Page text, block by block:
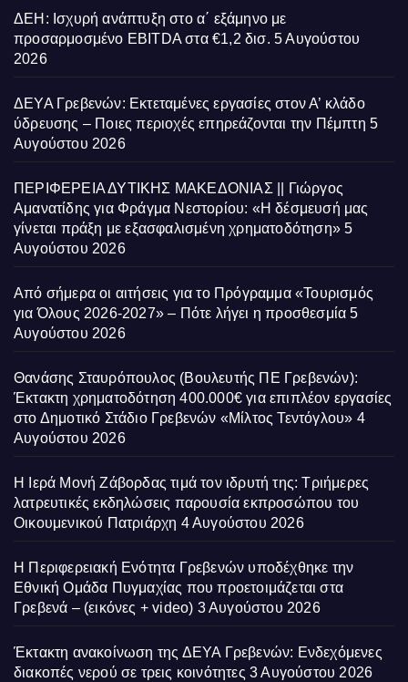
ΔΕΗ: Ισχυρή ανάπτυξη στο α΄ εξάμηνο με
προσαρμοσμένο EBITDA στα €1,2 δισ. 5 Αυγούστου
2026
ΔΕΥΑ Γρεβενών: Εκτεταμένες εργασίες στον Α’ κλάδο
ύδρευσης – Ποιες περιοχές επηρεάζονται την Πέμπτη 5
Αυγούστου 2026
ΠΕΡΙΦΕΡΕΙΑ ΔΥΤΙΚΗΣ ΜΑΚΕΔΟΝΙΑΣ || Γιώργος
Αμανατίδης για Φράγμα Νεστορίου: «Η δέσμευσή μας
γίνεται πράξη με εξασφαλισμένη χρηματοδότηση» 5
Αυγούστου 2026
Από σήμερα οι αιτήσεις για το Πρόγραμμα «Τουρισμός
για Όλους 2026-2027» – Πότε λήγει η προσθεσμία 5
Αυγούστου 2026
Θανάσης Σταυρόπουλος (Βουλευτής ΠΕ Γρεβενών):
Έκτακτη χρηματοδότηση 400.000€ για επιπλέον εργασίες
στο Δημοτικό Στάδιο Γρεβενών «Μίλτος Τεντόγλου» 4
Αυγούστου 2026
Η Ιερά Μονή Ζάβορδας τιμά τον ιδρυτή της: Τριήμερες
λατρευτικές εκδηλώσεις παρουσία εκπροσώπου του
Οικουμενικού Πατριάρχη 4 Αυγούστου 2026
Η Περιφερειακή Ενότητα Γρεβενών υποδέχθηκε την
Εθνική Ομάδα Πυγμαχίας που προετοιμάζεται στα
Γρεβενά – (εικόνες + video) 3 Αυγούστου 2026
Έκτακτη ανακοίνωση της ΔΕΥΑ Γρεβενών: Ενδεχόμενες
διακοπές νερού σε τρεις κοινότητες 3 Αυγούστου 2026